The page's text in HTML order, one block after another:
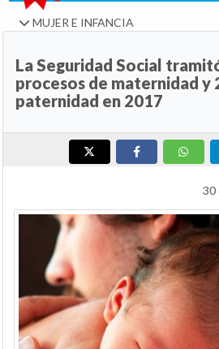
MUJER E INFANCIA
La Seguridad Social
procesos de maternidad y
paternidad en 2017
30